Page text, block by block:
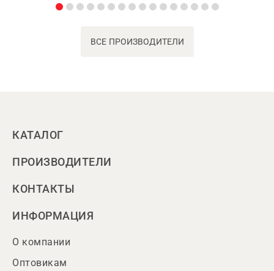
ВСЕ ПРОИЗВОДИТЕЛИ
КАТАЛОГ
ПРОИЗВОДИТЕЛИ
КОНТАКТЫ
ИНФОРМАЦИЯ
О компании
Оптовикам